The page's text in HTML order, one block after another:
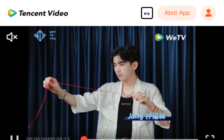
es Abrir App